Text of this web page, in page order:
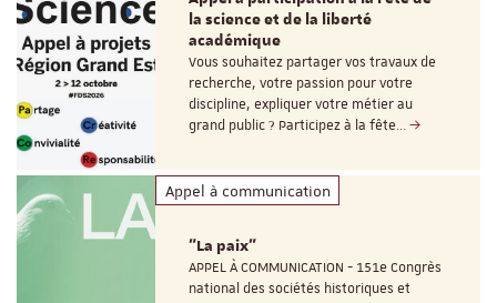
la science et de la liberté
académique
Vous souhaitez partager vos travaux de
recherche, votre passion pour votre
discipline, expliquer votre métier au
grand public ? Participez à la fête…
Appel à communication
"La paix"
APPEL À COMMUNICATION - 151e Congrès
national des sociétés historiques et